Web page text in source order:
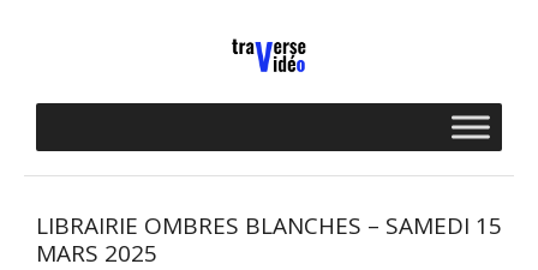
LIBRAIRIE OMBRES BLANCHES – SAMEDI 15
MARS 2025